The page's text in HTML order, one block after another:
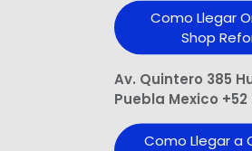
Como Llegar
Shop​
Av. Quintero 385
Puebla Mexico +52
Como Llegar a